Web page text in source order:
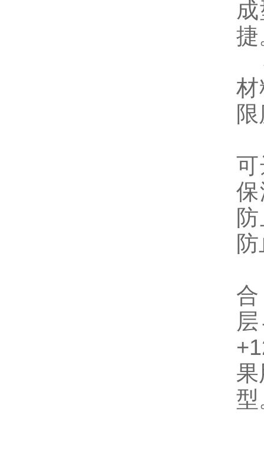
捷
材
型